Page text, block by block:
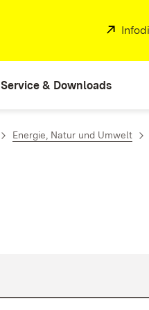
Service & Downloads
Energie, Natur und Umwelt